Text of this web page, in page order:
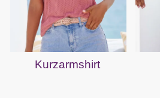
Kurzarmshirt